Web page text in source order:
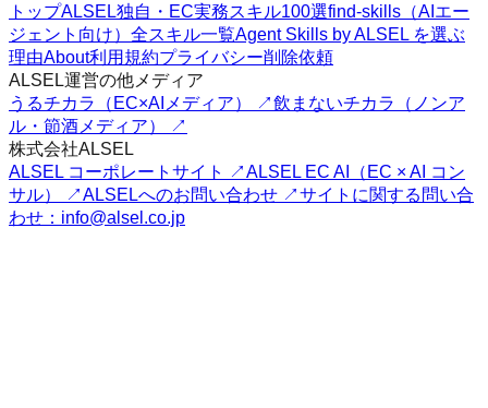
トップALSEL独自・EC実務スキル100選find-skills（AIエー
ジェント向け） 全スキル一覧Agent Skills by ALSEL を選ぶ
理由About利用規約プライバシー削除依頼
ALSEL運営の他メディア
うるチカラ（EC×AIメディア） ↗飲まないチカラ（ノンア
ル・節酒メディア） ↗
株式会社ALSEL
ALSEL コーポレートサイト ↗ALSEL EC AI（EC × AI コン
サル） ↗ALSELへのお問い合わせ ↗サイトに関する問い合
わせ：info@alsel.co.jp